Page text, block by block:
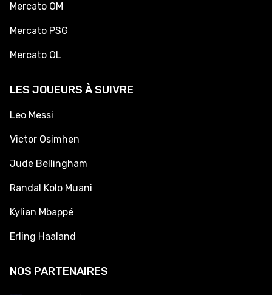
Mercato OM
Mercato PSG
Mercato OL
LES JOUEURS À SUIVRE
Leo Messi
Victor Osimhen
Jude Bellingham
Randal Kolo Muani
Kylian Mbappé
Erling Haaland
NOS PARTENAIRES